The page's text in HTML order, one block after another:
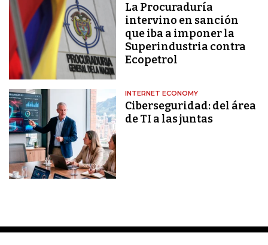
La Procuraduría
intervino en sanción
que iba a imponer la
Superindustria contra
Ecopetrol
INTERNET ECONOMY
Ciberseguridad: del área
de TI a las juntas